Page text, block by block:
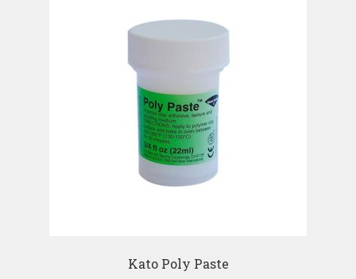
Kato Poly Paste